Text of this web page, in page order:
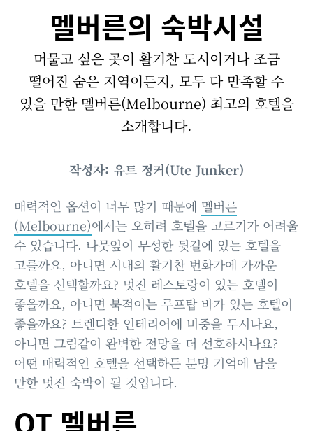
멜버른의 숙박시설
머물고 싶은 곳이 활기찬 도시이거나 조금
떨어진 숨은 지역이든지, 모두 다 만족할 수
있을 만한 멜버른(Melbourne) 최고의 호텔을
소개합니다.
작성자: 유트 정커(Ute Junker)
매력적인 옵션이 너무 많기 때문에 멜버른
(Melbourne)에서는 오히려 호텔을 고르기가 어려울
수 있습니다. 나뭇잎이 무성한 뒷길에 있는 호텔을
고를까요, 아니면 시내의 활기찬 번화가에 가까운
호텔을 선택할까요? 멋진 레스토랑이 있는 호텔이
좋을까요, 아니면 북적이는 루프탑 바가 있는 호텔이
좋을까요? 트렌디한 인테리어에 비중을 두시나요,
아니면 그림같이 완벽한 전망을 더 선호하시나요?
어떤 매력적인 호텔을 선택하든 분명 기억에 남을
만한 멋진 숙박이 될 것입니다.
QT 멜버른